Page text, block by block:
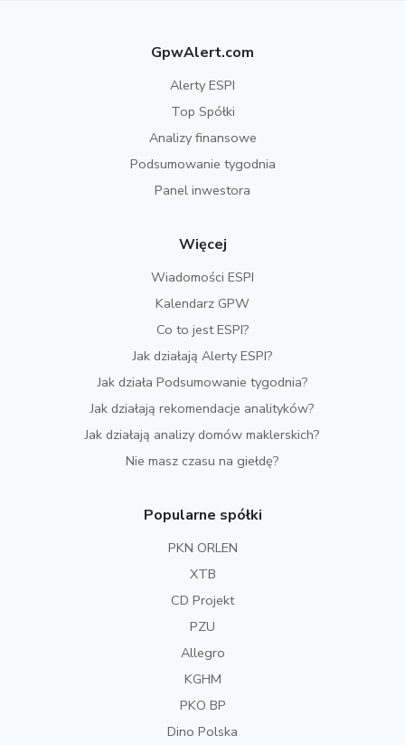
GpwAlert.com
Alerty ESPI
Top Spółki
Analizy finansowe
Podsumowanie tygodnia
Panel inwestora
Więcej
Wiadomości ESPI
Kalendarz GPW
Co to jest ESPI?
Jak działają Alerty ESPI?
Jak działa Podsumowanie tygodnia?
Jak działają rekomendacje analityków?
Jak działają analizy domów maklerskich?
Nie masz czasu na giełdę?
Popularne spółki
PKN ORLEN
XTB
CD Projekt
PZU
Allegro
KGHM
PKO BP
Dino Polska